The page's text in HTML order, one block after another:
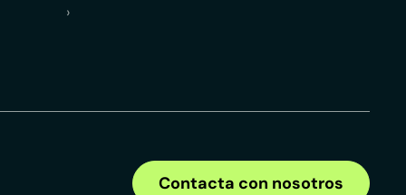
›
Contacta con nosotros